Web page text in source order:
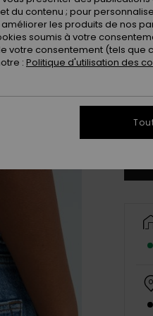
du contenu ; pour
les produits de nos
soumis à votre
votre consentement (tels que
: Politique d'utilisation des